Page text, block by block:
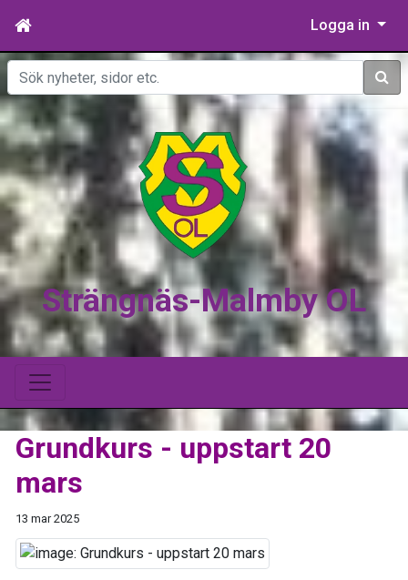
Logga in
Sök
Strängnäs-Malmby OL
Grundkurs - uppstart 20
mars
13 mar 2025